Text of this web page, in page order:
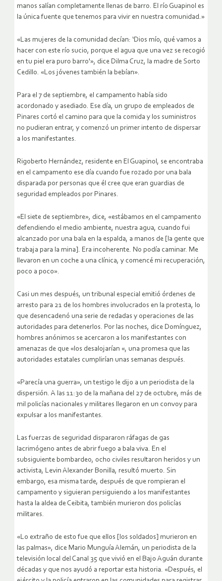
manos salían completamente llenas de barro. El río Guapinol es
la única fuente que tenemos para vivir en nuestra comunidad.»
«Las mujeres de la comunidad decían: ‘Dios mío, qué vamos a
hacer con este río sucio, porque el agua que una vez se recogió
en tu piel era puro barro'», dice Dilma Cruz, la madre de Sorto
Cedillo. «Los jóvenes también la bebían».
Para el 7 de septiembre, el campamento había sido
acordonado y asediado. Ese día, un grupo de empleados de
Pinares cortó el camino para que la comida y los suministros
no pudieran entrar, y comenzó un primer intento de dispersar
a los manifestantes.
Rigoberto Hernández, residente en El Guapinol, se encontraba
en el campamento ese día cuando fue rozado por una bala
disparada por personas que él cree que eran guardias de
seguridad empleados por Pinares.
«El siete de septiembre», dice, «estábamos en el campamento
defendiendo el medio ambiente, nuestra agua, cuando fui
alcanzado por una bala en la espalda, a manos de [la gente que
trabaja para la mina]. Era incoherente. No podía caminar. Me
llevaron en un coche a una clínica, y comencé mi recuperación,
poco a poco».
Casi un mes después, un tribunal especial emitió órdenes de
arresto para 21 de los hombres involucrados en la protesta, lo
que desencadenó una serie de redadas y operaciones de las
autoridades para detenerlos. Por las noches, dice Domínguez,
hombres anónimos se acercaron a los manifestantes con
amenazas de que «los desalojarían «, una promesa que las
autoridades estatales cumplirían unas semanas después.
«Parecía una guerra», un testigo le dijo a un periodista de la
dispersión. A las 11:30 de la mañana del 27 de octubre, más de
mil policías nacionales y militares llegaron en un convoy para
expulsar a los manifestantes.
Las fuerzas de seguridad dispararon ráfagas de gas
lacrimógeno antes de abrir fuego a bala viva. En el
subsiguiente bombardeo, ocho civiles resultaron heridos y un
activista, Levin Alexander Bonilla, resultó muerto. Sin
embargo, esa misma tarde, después de que rompieran el
campamento y siguieran persiguiendo a los manifestantes
hasta la aldea de Ceibita, también murieron dos policías
militares.
«Lo extraño de esto fue que ellos [los soldados] murieron en
las palmas», dice Mario Munguía Alemán, un periodista de la
televisión local del Canal 35 que vivió en el Bajo Aguán durante
décadas y que nos ayudó a reportar esta historia. «Después, el